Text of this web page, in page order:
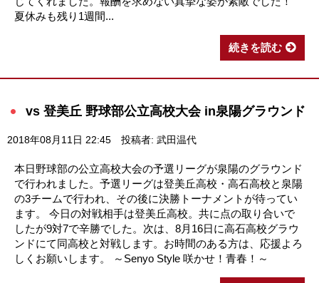
夏休みも残り1週間...
続きを読む
vs 登美丘 野球部公立高校大会 in泉陽グラウンド
2018年08月11日 22:45 投稿者: 武田温代
本日野球部の公立高校大会の予選リーグが泉陽のグラウンド
で行われました。予選リーグは登美丘高校・高石高校と泉陽
の3チームで行われ、その後に決勝トーナメントが待ってい
ます。 今日の対戦相手は登美丘高校。共に点の取り合いで
したが9対7で辛勝でした。次は、8月16日に高石高校グラウ
ンドにて同高校と対戦します。お時間のある方は、応援よろ
しくお願いします。 ～Senyo Style 咲かせ！青春！～